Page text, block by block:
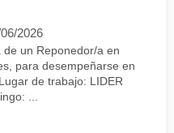
2026
un Reponedor/a en
para desempeñarse en
de trabajo: LIDER
...